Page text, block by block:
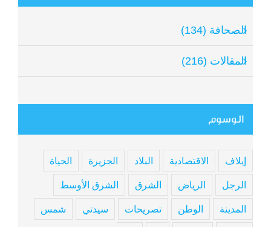
الصحافة (134)
المقالات (216)
الوسوم
إيلاف الاقتصادية البلاد الجزيرة الحياة
الرجل الرياض الشرق الشرق الأوسط
المدينة الوطن تصريحات سيدتي شمس